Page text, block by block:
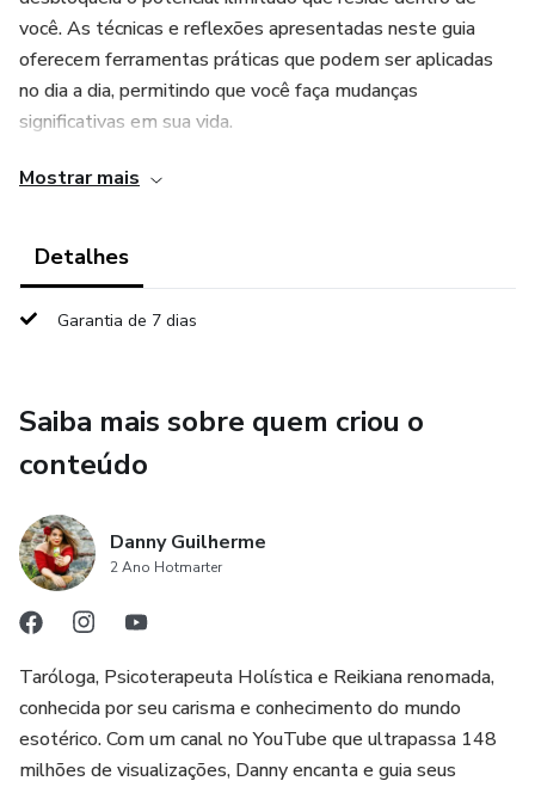
você. As técnicas e reflexões apresentadas neste guia
oferecem ferramentas práticas que podem ser aplicadas
no dia a dia, permitindo que você faça mudanças
significativas em sua vida.
Prepare-se para embarcar em uma jornada de
recurso à sua estante e comece sua transformação hoje
Mostrar mais
Detalhes
Garantia de 7 dias
Saiba mais sobre quem criou o
conteúdo
Danny Guilherme
2 Ano Hotmarter
Taróloga, Psicoterapeuta Holística e Reikiana renomada,
conhecida por seu carisma e conhecimento do mundo
esotérico. Com um canal no YouTube que ultrapassa 148
milhões de visualizações, Danny encanta e guia seus